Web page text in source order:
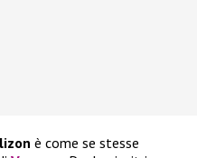
è come se stesse